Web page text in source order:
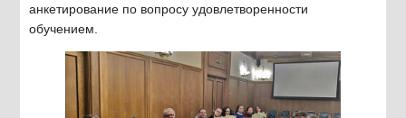
анкетирование по вопросу удовлетворенности
обучением.